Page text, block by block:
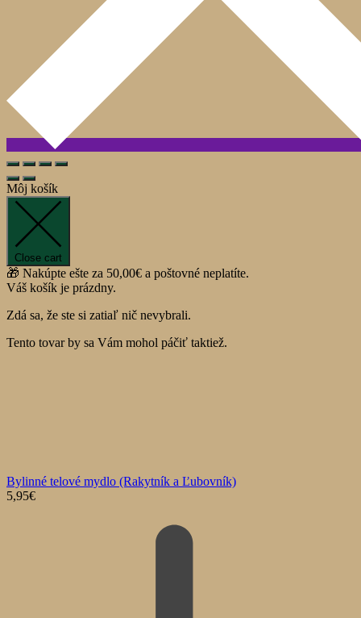
Môj košík
Close cart
🎁 Nakúpte ešte za 50,00€ a poštovné neplatíte.
Váš košík je prázdny.
Zdá sa, že ste si zatiaľ nič nevybrali.
Tento tovar by sa Vám mohol páčiť taktiež.
Bylinné telové mydlo (Rakytník a Ľubovník)
5,95€